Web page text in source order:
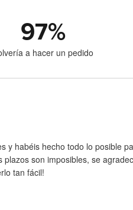
97%
a hacer un pedido
y habéis hecho todo lo posible
son imposibles, se
tan fácil!